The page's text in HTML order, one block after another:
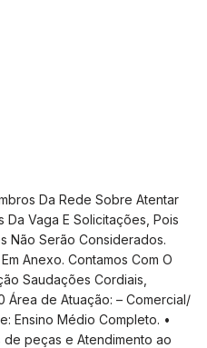
Da Rede Sobre Atentar
Da Vaga E Solicitações, Pois
Não Serão Considerados.
Anexo. Contamos Com O
Saudações Cordiais,
Área de Atuação: – Comercial/
Ensino Médio Completo. •
de peças e Atendimento ao